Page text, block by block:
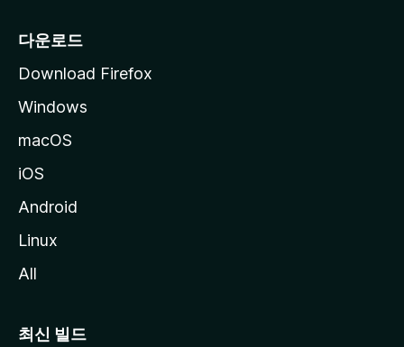
다운로드
Download Firefox
Windows
macOS
iOS
Android
Linux
All
최신 빌드